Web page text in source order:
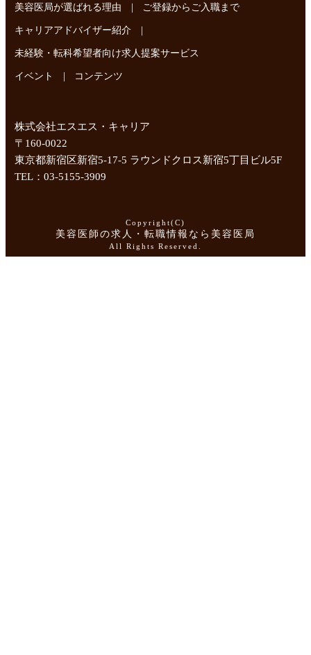
美容医局が選ばれる理由 | ご登録からご入職まで
キャリアアドバイザー紹介 |
未経験・転科希望者向け求人提案サービス
イベント | コンテンツ
株式会社エスエス・キャリア
〒160-0022
東京都新宿区新宿5-17-5 ラウンドクロス新宿5丁目ビル5F
TEL：03-5155-3909
Copyright(C)
美容医師の求人・転職情報なら美容医局
All Rights Reserved.